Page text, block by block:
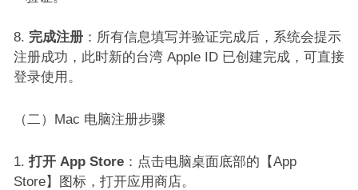
完成注册：所有信息填写并验证完成后，系统会提示
注册成功，此时新的台湾 Apple ID 已创建完成，可直接
登录使用。​
（二）Mac 电脑注册步骤​
打开 App Store：点击电脑桌面底部的【App
Store】图标，打开应用商店。​